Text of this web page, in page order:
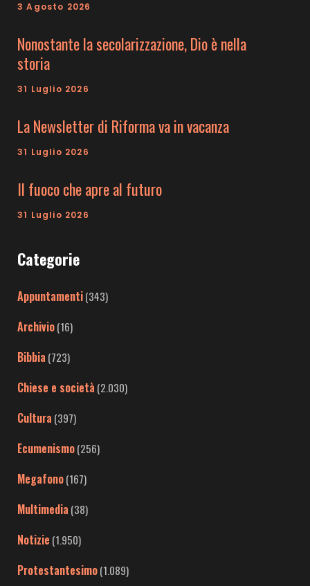
3 Agosto 2026
Nonostante la secolarizzazione, Dio è nella
storia
31 Luglio 2026
La Newsletter di Riforma va in vacanza
31 Luglio 2026
Il fuoco che apre al futuro
31 Luglio 2026
Categorie
Appuntamenti(343)
Archivio(16)
Bibbia (723)
Chiese e società (2.030)
Cultura (397)
Ecumenismo(256)
Megafono(167)
Multimedia (38)
Notizie (1.950)
Protestantesimo(1.089)